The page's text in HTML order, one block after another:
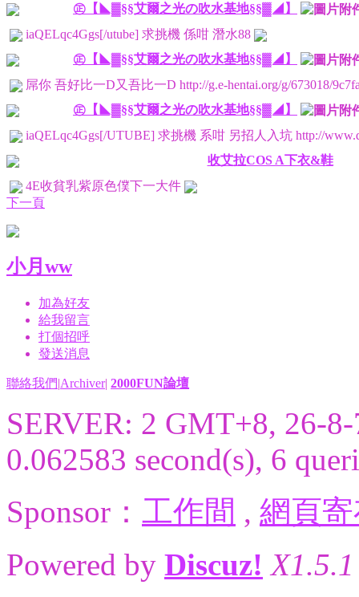
㊣【◣▓§§艾爾之光の吹水基地§§▓◢】
iaQELqc4Ggs[/utube] 求挑機 係咁 潛水88
㊣【◣▓§§艾爾之光の吹水基地§§▓◢】
屌你 吾好比一D又吾比一D http://g.e-hentai.org/g/673018/
㊣【◣▓§§艾爾之光の吹水基地§§▓◢】
iaQELqc4Ggs[/UTUBE] 求挑機 系咁 另招人入坑 http://
收艾拉COS A下衣&鞋
4E收貧乳紫原色僕下一大件
下一頁
小月ww
加為好友
給我留言
打個招呼
發送消息
聯絡我們|Archiver| 2000FUN論壇
SERVER: 2 GMT+8, 26-
0.062583 second(s), 6
Sponsor： 工作間 , 網頁
Powered by Discuz! X1.5.1